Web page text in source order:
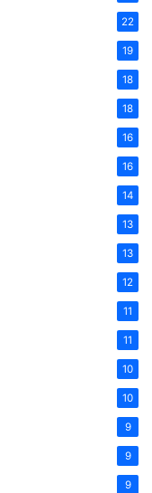
22
19
18
18
16
16
14
13
13
12
11
11
10
10
9
9
9